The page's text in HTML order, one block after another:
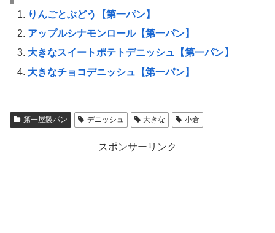
りんごとぶどう【第一パン】
アップルシナモンロール【第一パン】
大きなスイートポテトデニッシュ【第一パン】
大きなチョコデニッシュ【第一パン】
第一屋製パン デニッシュ 大きな 小倉
スポンサーリンク